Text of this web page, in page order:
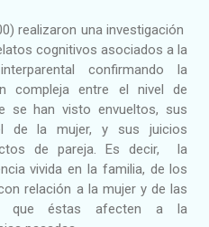
realizaron una investigación
cognitivos asociados a la
confirmando la
compleja entre el nivel de
se han visto envueltos, sus
de la mujer, y sus juicios
de pareja. Es decir,
la
vivida en la familia, de los
relación a la mujer y de las
que éstas afecten a la